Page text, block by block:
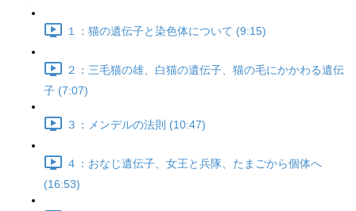
１：猫の遺伝子と染色体について (9:15)
２：三毛猫の雄、白猫の遺伝子、猫の毛にかかわる遺伝
子 (7:07)
３：メンデルの法則 (10:47)
４：おなじ遺伝子、女王と兵隊、たまごから個体へ
(16:53)